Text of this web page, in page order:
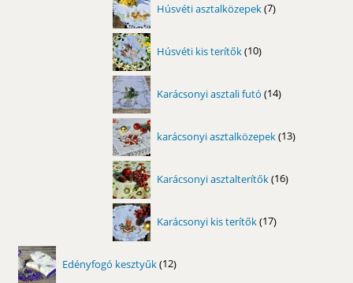
Húsvéti asztalközepek 7
termék
Húsvéti kis terítők 10
termék
Karácsonyi asztali futó 14
termék
karácsonyi asztalközepek 13
termék
Karácsonyi asztalterítők 16
termék
Karácsonyi kis terítők 17
termék
Edényfogó kesztyűk 12
termék